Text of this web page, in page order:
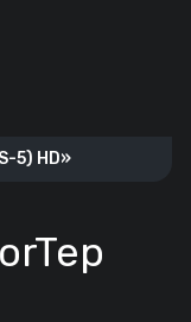
5) HD»